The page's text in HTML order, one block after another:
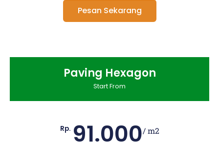
Pesan Sekarang
Paving Hexagon
Start From
Rp. 91.000/ m2